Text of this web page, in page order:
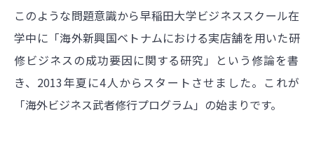
このような問題意識から早稲田大学ビジネススクール在
学中に「海外新興国ベトナムにおける実店舗を用いた研
修ビジネスの成功要因に関する研究」という修論を書
き、2013年夏に4人からスタートさせました。これが
「海外ビジネス武者修行プログラム」の始まりです。